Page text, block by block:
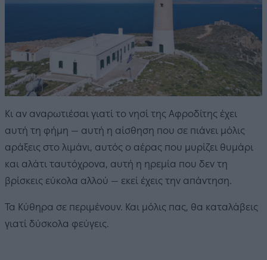
Κι αν αναρωτιέσαι γιατί το νησί της Αφροδίτης έχει
αυτή τη φήμη — αυτή η αίσθηση που σε πιάνει μόλις
αράξεις στο λιμάνι, αυτός ο αέρας που μυρίζει θυμάρι
και αλάτι ταυτόχρονα, αυτή η ηρεμία που δεν τη
βρίσκεις εύκολα αλλού — εκεί έχεις την απάντηση.
Τα Κύθηρα σε περιμένουν. Και μόλις πας, θα καταλάβεις
γιατί δύσκολα φεύγεις.